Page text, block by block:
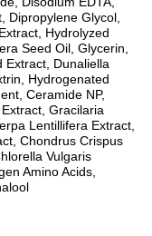
Dipropylene Glycol,
Hydrolyzed
Seed Oil, Glycerin,
Extract, Dunaliella
Hydrogenated
Ceramide NP,
Gracilaria
Lentillifera Extract,
Chondrus Crispus
Vulgaris
Amino Acids,